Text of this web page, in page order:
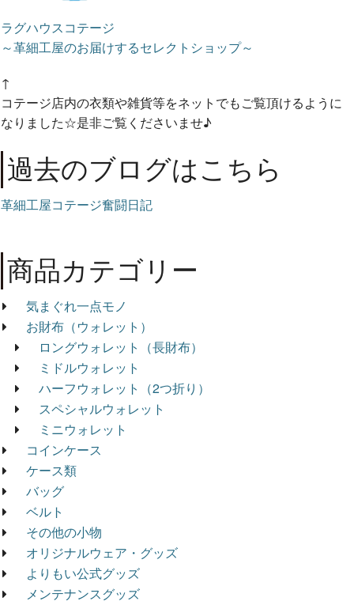
ラグハウスコテージ
～革細工屋のお届けするセレクトショップ～
↑
コテージ店内の衣類や雑貨等をネットでもご覧頂けるように
なりました☆是非ご覧くださいませ♪
過去のブログはこちら
革細工屋コテージ奮闘日記
商品カテゴリー
気まぐれ一点モノ
お財布（ウォレット）
ロングウォレット（長財布）
ミドルウォレット
ハーフウォレット（2つ折り）
スペシャルウォレット
ミニウォレット
コインケース
ケース類
バッグ
ベルト
その他の小物
オリジナルウェア・グッズ
よりもい公式グッズ
メンテナンスグッズ